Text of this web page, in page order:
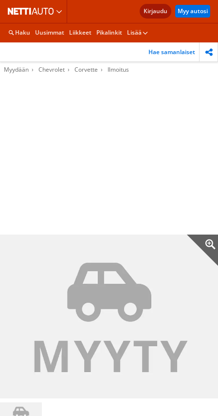
Kirjaudu Myy autosi
Haku Uusimmat Liikkeet Pikalinkit Lisää
Hae samanlaiset
Myydään Chevrolet Corvette Ilmoitus